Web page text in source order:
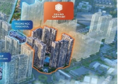
thông minh, trẻ